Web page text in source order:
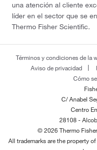
una atención al cliente
líder en el sector que se
Thermo Fisher Scientific.
Términos y condiciones de la
Aviso de privacidad
Cómo
C/ Anabel
Centro
28108 -
© 2026 Thermo
All trademarks are the property